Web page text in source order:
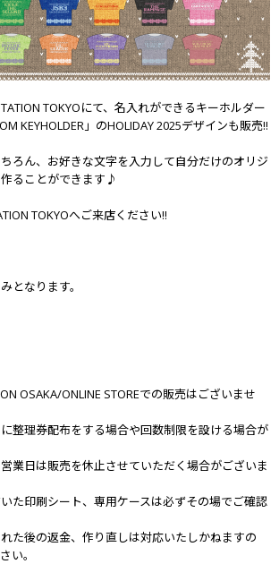
TOKYOにて、名入れができるキーホルダー
KEYHOLDER」のHOLIDAY 2025デザインも販売!!
ろん、お好きな文字を入力して自分だけのオリジ
ることができます♪
TOKYOへご来店ください!!
となります。
OSAKA/ONLINE STOREでの販売はございませ
整理券配布をする場合や回数制限を設ける場合が
業日は販売を休止させていただく場合がございま
た印刷シート、専用ケースは必ずその場でご確認
た後の返金、作り直しは対応いたしかねますの
い。